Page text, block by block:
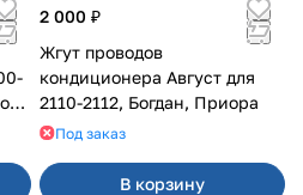
-
2 000 ₽
Жгут проводов
кондиционера Август для
2110-2112, Богдан, Приора
Под заказ
В корзину